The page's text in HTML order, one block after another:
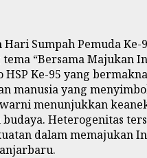
Hari Sumpah Pemuda Ke-
“Bersama Majukan
HSP Ke-95 yang
manusia yang
menunjukkan
budaya. Heterogenitas
dalam memajukan